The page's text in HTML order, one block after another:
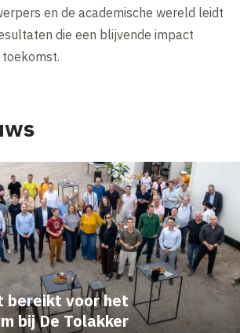
en de academische wereld leidt
die een blijvende impact
bereikt voor het
bij De Tolakker